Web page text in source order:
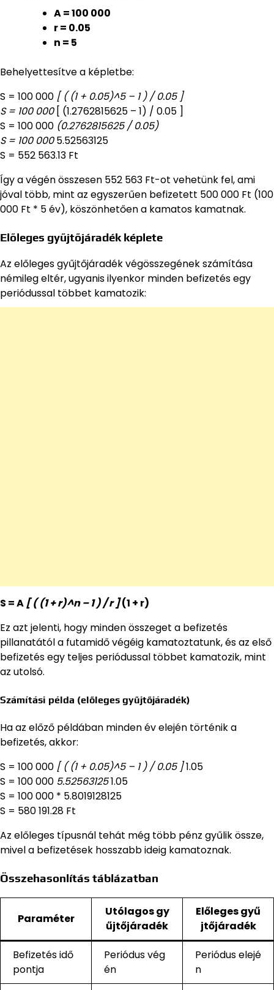
A = 100 000
r = 0.05
n = 5
Behelyettesítve a képletbe:
S = 100 000 [ ( (1 + 0.05)^5 – 1 ) / 0.05 ]
S = 100 000 [ (1.2762815625 – 1) / 0.05 ]
S = 100 000 (0.2762815625 / 0.05)
S = 100 0005.52563125
S = 552 563.13 Ft
Így a végén összesen 552 563 Ft-ot vehetünk fel, ami
jóval több, mint az egyszerűen befizetett 500 000 Ft (100
000 Ft * 5 év), köszönhetően a kamatos kamatnak.
Előleges gyűjtőjáradék képlete
Az előleges gyűjtőjáradék végösszegének számítása
némileg eltér, ugyanis ilyenkor minden befizetés egy
periódussal többet kamatozik:
S = A[ ( (1 + r)^n – 1 ) / r ](1 + r)
Ez azt jelenti, hogy minden összeget a befizetés
pillanatától a futamidő végéig kamatoztatunk, és az első
befizetés egy teljes periódussal többet kamatozik, mint
az utolsó.
Számítási példa (előleges gyűjtőjáradék)
Ha az előző példában minden év elején történik a
befizetés, akkor:
S = 100 000 [ ( (1 + 0.05)^5 – 1 ) / 0.05 ]1.05
S = 100 000 5.525631251.05
S = 100 000 * 5.8019128125
S = 580 191.28 Ft
Az előleges típusnál tehát még több pénz gyűlik össze,
mivel a befizetések hosszabb ideig kamatoznak.
Összehasonlítás táblázatban
Paraméter
Utólagos gy
űjtőjáradék
Előleges gyű
jtőjáradék
Befizetés idő
pontja
Periódus vég
én
Periódus elejé
n